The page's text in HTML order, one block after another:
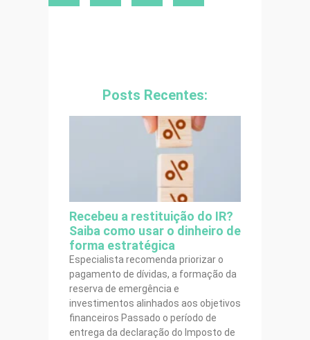
Posts Recentes:
Recebeu a restituição do IR?
Saiba como usar o dinheiro de
forma estratégica
Especialista recomenda priorizar o
pagamento de dívidas, a formação da
reserva de emergência e
investimentos alinhados aos objetivos
financeiros Passado o período de
entrega da declaração do Imposto de